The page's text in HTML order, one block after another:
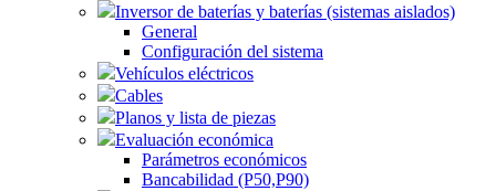
Inversor de baterías y baterías (sistemas aislados)
General
Configuración del sistema
Vehículos eléctricos
Cables
Planos y lista de piezas
Evaluación económica
Parámetros económicos
Bancabilidad (P50,P90)